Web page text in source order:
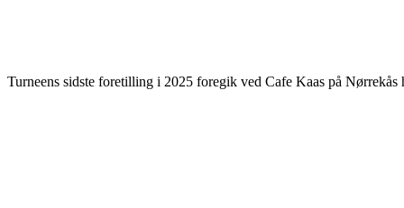
Turneens sidste foretilling i 2025 foregik ved Cafe Kaas på